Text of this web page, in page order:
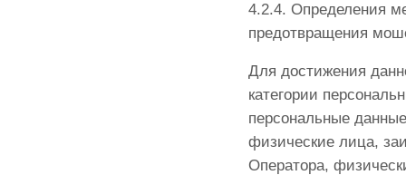
4.2.4. Определения
предотвращения
Для достижения
категории
персональные
физические лица,
Оператора,